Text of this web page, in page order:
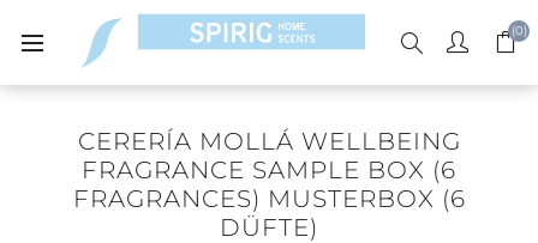
(0)
CERERÍA MOLLÁ WELLBEING
FRAGRANCE SAMPLE BOX (6
FRAGRANCES) MUSTERBOX (6
DÜFTE)